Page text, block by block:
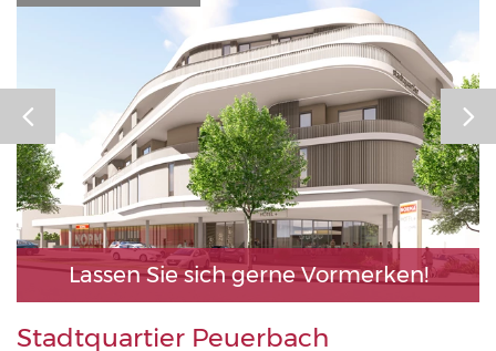
Lassen Sie sich gerne Vormerken!
Stadtquartier Peuerbach